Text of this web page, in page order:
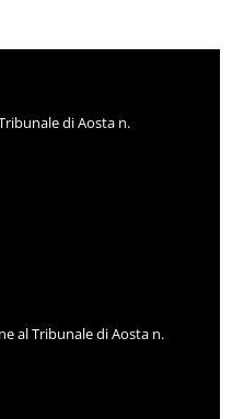
di Aosta n.
al Tribunale di Aosta n.